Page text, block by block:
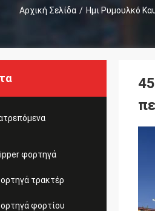
Αρχική Σελίδα / Ημι Ρυμουλκό
φορτηγά
τρακτέρ
φορτίου